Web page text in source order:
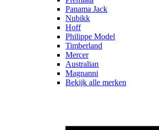
Panama Jack
Nubikk
Hoff
Philippe Model
Timberland
Mercer
Australian
Magnanni
Bekijk alle merken